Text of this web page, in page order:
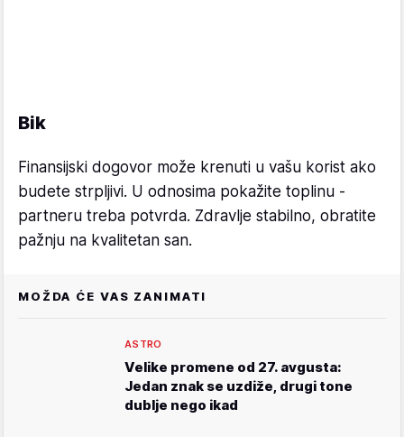
Bik
Finansijski dogovor može krenuti u vašu korist ako
budete strpljivi. U odnosima pokažite toplinu -
partneru treba potvrda. Zdravlje stabilno, obratite
pažnju na kvalitetan san.
MOŽDA ĆE VAS ZANIMATI
ASTRO
Velike promene od 27. avgusta:
Jedan znak se uzdiže, drugi tone
dublje nego ikad